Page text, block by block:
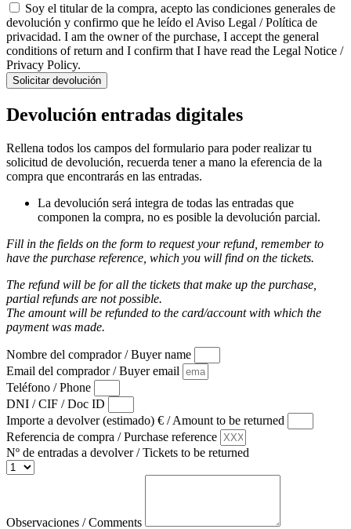
Soy el titular de la compra, acepto las condiciones generales de
devolución y confirmo que he leído el Aviso Legal / Política de
privacidad. I am the owner of the purchase, I accept the general
conditions of return and I confirm that I have read the Legal Notice /
Privacy Policy.
Solicitar devolución
Devolución entradas digitales
Rellena todos los campos del formulario para poder realizar tu
solicitud de devolución, recuerda tener a mano la eferencia de la
compra que encontrarás en las entradas.
La devolución será integra de todas las entradas que
componen la compra, no es posible la devolución parcial.
Fill in the fields on the form to request your refund, remember to
have the purchase reference, which you will find on the tickets.
The refund will be for all the tickets that make up the purchase,
partial refunds are not possible.
The amount will be refunded to the card/account with which the
payment was made.
Nombre del comprador / Buyer name
Email del comprador / Buyer email
Teléfono / Phone
DNI / CIF / Doc ID
Importe a devolver (estimado) € / Amount to be returned
Referencia de compra / Purchase reference
Nº de entradas a devolver / Tickets to be returned
Observaciones / Comments